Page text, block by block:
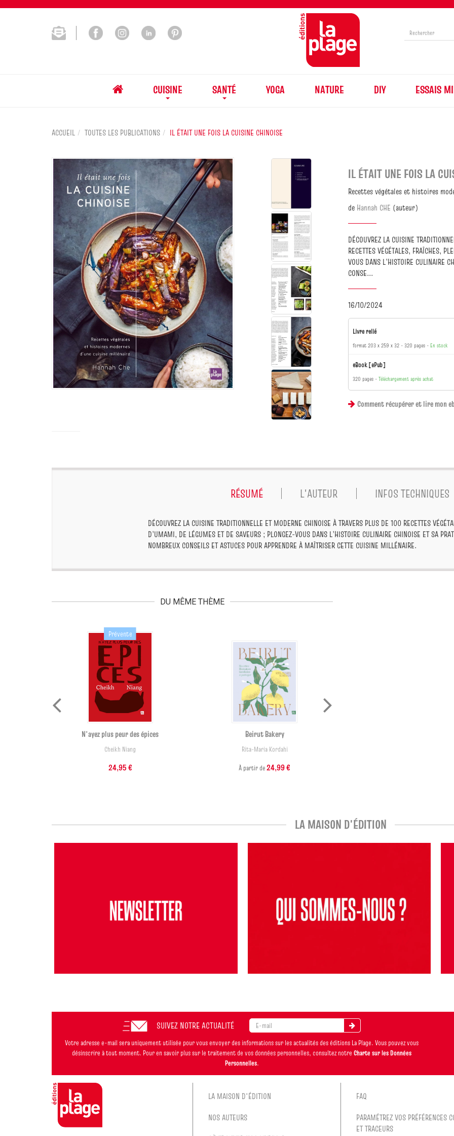
CUISINE SANTÉ YOGA NATURE DIY ESSAIS
ACCUEIL TOUTES LES PUBLICATIONS IL ÉTAIT UNE FOIS LA CUISINE CHINOISE
IL ÉTAIT UNE FOIS LA
Recettes végétales et histoires
de Hannah CHE (auteur)
DÉCOUVREZ LA CUISINE
RECETTES VÉGÉTALES, FRAÎCHES,
VOUS DANS L’HISTOIRE CULINAIRE
CONSE...
16/10/2024
Livre relié
format 203 x 259 x 32 320 pages En stock
eBook [ePub]
320 pages Téléchargement après achat
Comment récupérer et lire mon
RÉSUMÉ L'AUTEUR INFOS TECHNIQUES
DÉCOUVREZ LA CUISINE TRADITIONNELLE ET MODERNE CHINOISE À TRAVERS PLUS DE 100 RECETTES
D’UMAMI, DE LÉGUMES ET DE SAVEURS ; PLONGEZ-VOUS DANS L’HISTOIRE CULINAIRE CHINOISE ET SA
NOMBREUX CONSEILS ET ASTUCES POUR APPRENDRE À MAÎTRISER CETTE CUISINE MILLÉNAIRE.
DU MÊME THÈME
Prévente
N'ayez plus peur des épices
Cheikh Niang
24,95 €
Beirut Bakery
Rita-Maria Kordahi
À partir de24,99 €
LA MAISON D'ÉDITION
SUIVEZ NOTRE ACTUALITÉ
Votre adresse e-mail sera uniquement utilisée pour vous envoyer des informations sur les actualités des éditions La Plage. Vous pouvez vous
désinscrire à tout moment. Pour en savoir plus sur le traitement de vos données personnelles, consultez notre Charte sur les Données
Personnelles.
LA MAISON D'ÉDITION
NOS AUTEURS
FAQ
PARAMÉTREZ VOS PRÉFÉRENCES
ET TRACEURS